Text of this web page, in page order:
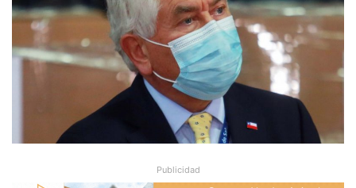
Publicidad